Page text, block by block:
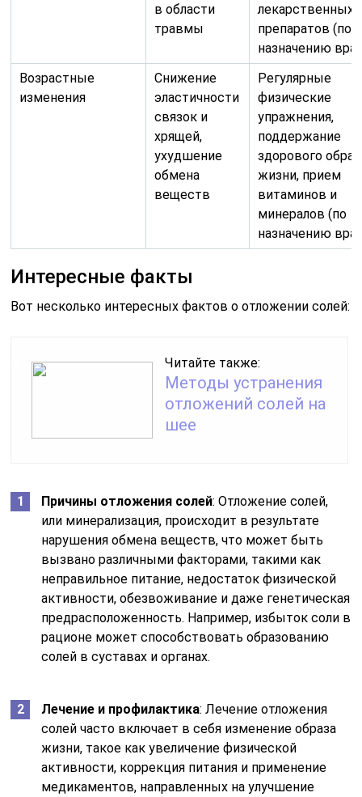
в области
травмы
лекарственных
препаратов (по
назначению
Возрастные
изменения
Снижение
эластичности
связок и
хрящей,
ухудшение
обмена
веществ
Регулярные
физические
упражнения,
поддержание
здорового
жизни, прием
витаминов и
минералов (по
назначению
Интересные факты
Вот несколько интересных фактов о отложении солей:
Читайте также:
Методы устранения
отложений солей на
шее
Причины отложения солей: Отложение солей,
или минерализация, происходит в результате
нарушения обмена веществ, что может быть
вызвано различными факторами, такими как
неправильное питание, недостаток физической
активности, обезвоживание и даже генетическая
предрасположенность. Например, избыток соли в
рационе может способствовать образованию
солей в суставах и органах.
Лечение и профилактика: Лечение отложения
солей часто включает в себя изменение образа
жизни, такое как увеличение физической
активности, коррекция питания и применение
медикаментов, направленных на улучшение